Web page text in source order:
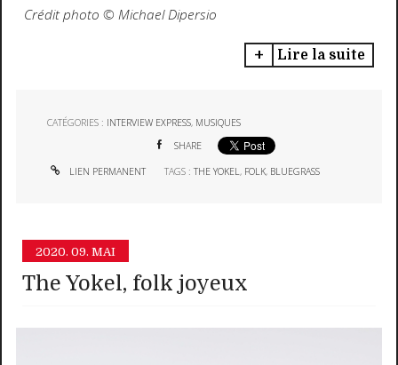
Crédit photo ©️ Michael Dipersio
Lire la suite
CATÉGORIES : INTERVIEW EXPRESS, MUSIQUES
SHARE
LIEN PERMANENT TAGS :THE YOKEL, FOLK, BLUEGRASS
2020. 09. MAI
The Yokel, folk joyeux